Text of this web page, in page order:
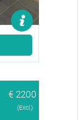
€ 2200
(Excl.)